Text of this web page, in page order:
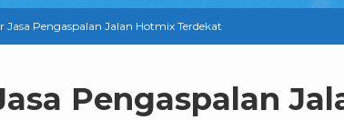
Jasa Pengaspalan Jalan Hotmix Terdekat
Pengaspalan